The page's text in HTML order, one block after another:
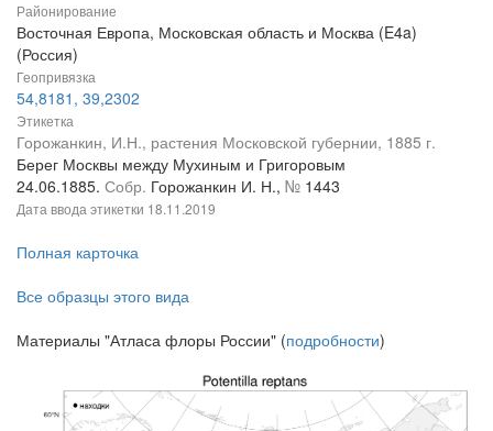
Районирование
Восточная Европа, Московская область и Москва (E4a)
(Россия)
Геопривязка
54,8181, 39,2302
Этикетка
Горожанкин, И.Н., растения Московской губернии, 1885 г.
Берег Москвы между Мухиным и Григоровым
24.06.1885. Собр. Горожанкин И. Н., № 1443
Дата ввода этикетки 18.11.2019
Полная карточка
Все образцы этого вида
Материалы "Атласа флоры России" (подробности)